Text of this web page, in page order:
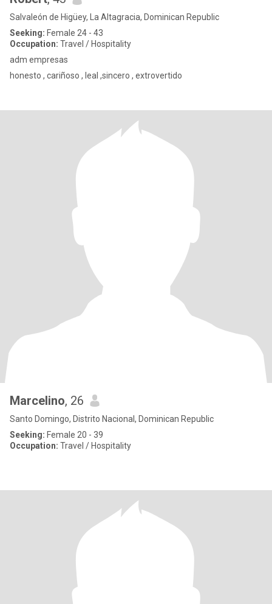
Salvaleón de Higüey, La Altagracia, Dominican Republic
Seeking: Female 24 - 43
Occupation: Travel / Hospitality
adm empresas
honesto , cariñoso , leal ,sincero , extrovertido
Marcelino, 26
Santo Domingo, Distrito Nacional, Dominican Republic
Seeking: Female 20 - 39
Occupation: Travel / Hospitality